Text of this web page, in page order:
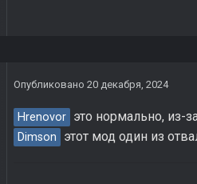
Опубликовано 20 декабря, 2024
Hrenovor это нормально, из-
Dimson этот мод один из